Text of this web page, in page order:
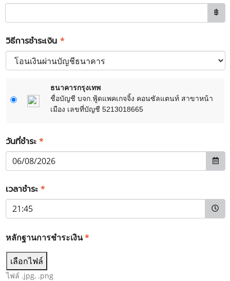
฿
วิธีการชำระเงิน *
ธนาคารกรุงเทพ
ชื่อบัญชี บจก.ฟู้ดแพคเกจจิ้ง คอนซัลแตนท์ สาขาหน้า
เมือง เลขที่บัญชี 5213018665
วันที่ชำระ *
เวลาชำระ *
หลักฐานการชำระเงิน*
เลือกไฟล์
ไฟล์ .jpg, .png